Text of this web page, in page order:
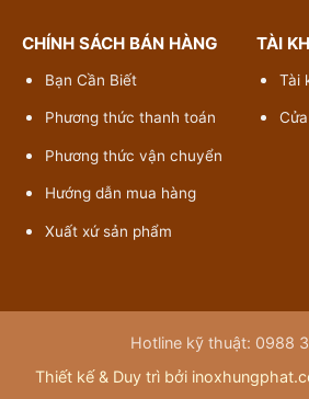
CHÍNH SÁCH BÁN HÀNG
Bạn Cần Biết
Phương thức thanh toán
Phương thức vận chuyển
Hướng dẫn mua hàng
Xuất xứ sản phẩm
TÀI
Tài
Hotline kỹ thuật: 0988
Thiết kế & Duy trì bởi